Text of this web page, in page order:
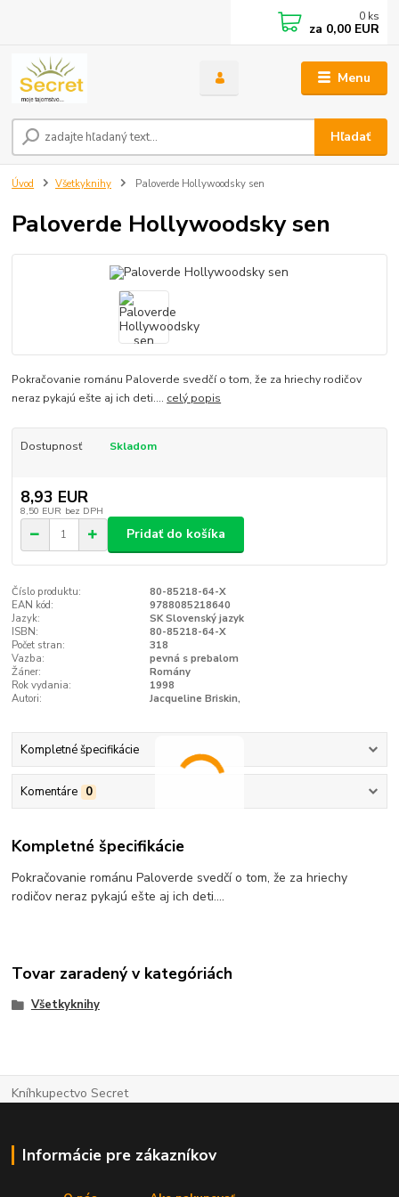
Menu
Hľadať
0 ks
za 0,00 EUR
Úvod Všetkyknihy Paloverde Hollywoodsky sen
Paloverde Hollywoodsky sen
Pokračovanie románu Paloverde svedčí o tom, že za hriechy rodičov
neraz pykajú ešte aj ich deti.... celý popis
Dostupnosť Skladom
8,93 EUR
8,50 EUR bez DPH
Pridať do košíka
Číslo produktu:
80-85218-64-X
EAN kód:
9788085218640
Jazyk:
SK Slovenský jazyk
ISBN:
80-85218-64-X
Počet stran:
318
Vazba:
pevná s prebalom
Žáner:
Romány
Rok vydania:
1998
Autori:
Jacqueline Briskin,
Kompletné špecifikácie
Komentáre 0
Kompletné špecifikácie
Pokračovanie románu Paloverde svedčí o tom, že za hriechy
rodičov neraz pykajú ešte aj ich deti....
Tovar zaradený v kategóriách
Všetkyknihy
Kníhkupectvo Secret
Informácie pre zákazníkov